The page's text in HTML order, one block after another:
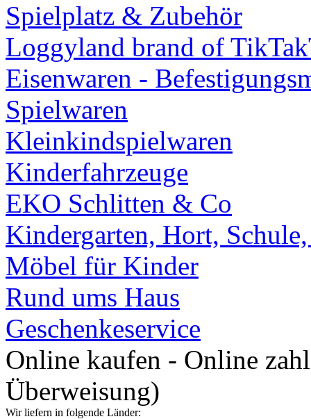
Spielplatz & Zubehör
Loggyland brand of
Eisenwaren -
Spielwaren
Kleinkindspielwaren
Kinderfahrzeuge
EKO Schlitten & Co
Kindergarten, Hort,
Möbel für Kinder
Rund ums Haus
Geschenkeservice
Online kaufen - Online
Überweisung)
Wir liefern in folgende Länder: